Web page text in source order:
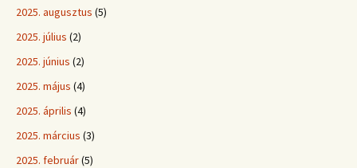
2025. augusztus (5)
2025. július (2)
2025. június (2)
2025. május (4)
2025. április (4)
2025. március (3)
2025. február(5)